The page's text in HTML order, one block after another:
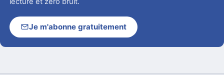
Je m'abonne gratuitement